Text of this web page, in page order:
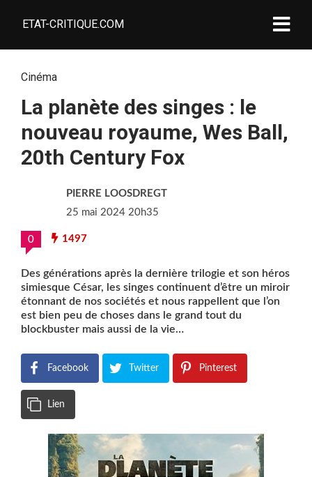
ETAT-CRITIQUE.COM
Cinéma
La planète des singes : le
nouveau royaume, Wes Ball,
20th Century Fox
PIERRE LOOSDREGT
25 mai 2024 20h35
0 1497
Des générations après la dernière trilogie et son héros
simiesque César, les singes continuent d’être un miroir
étonnant de nos sociétés et nous rappellent que l’on
est bien peu de choses dans le grand tout du
blockbuster mais aussi de la vie…
Facebook Twitter Pinterest
Lien